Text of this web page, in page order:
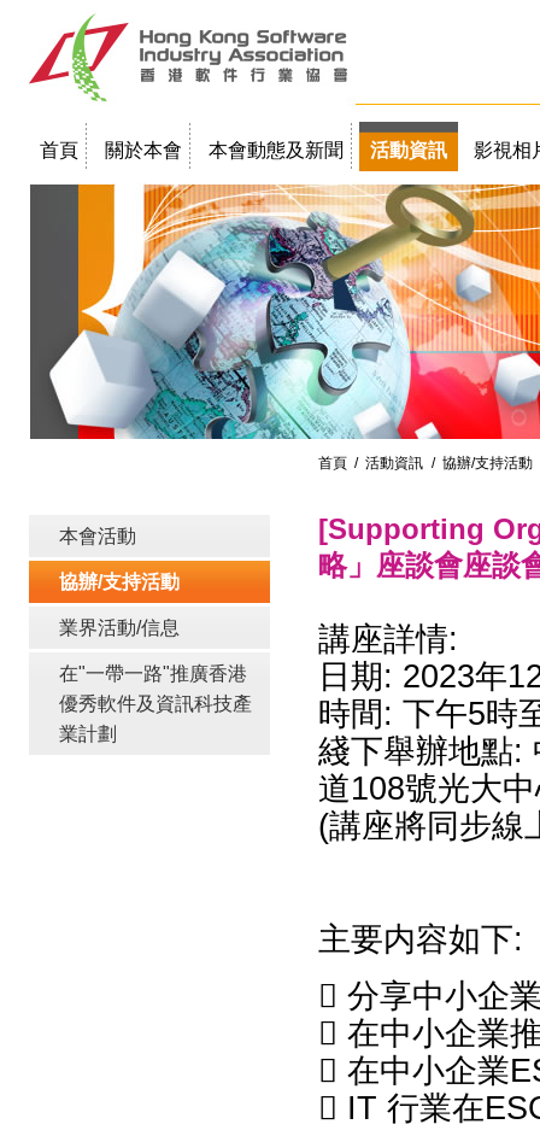
首頁 關於本會 本會動態及新聞 活動資訊 影視相
教學簡報
首頁 / 活動資訊 / 協辦/支持活動
本會活動
協辦/支持活動
業界活動/信息
在"一帶一路"推廣香港
優秀軟件及資訊科技產
業計劃
[Supporting
略」座談會座談
講座詳情:
日期: 2023年
時間: 下午5時
綫下舉辦地點:
道108號光大
(講座將同步線
主要内容如下:
 分享中小企
 在中小企業
 在中小企業
 IT 行業在